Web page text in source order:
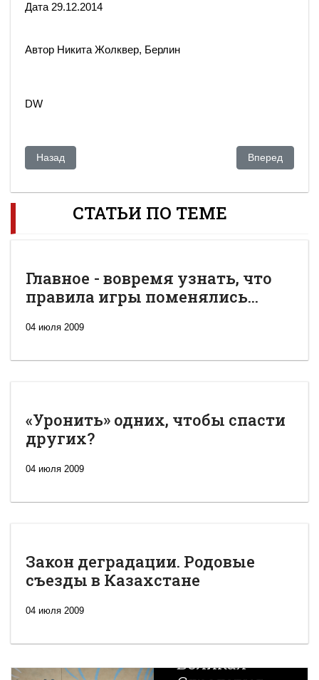
Дата 29.12.2014
Автор Никита Жолквер, Берлин
DW
Предыдущий: Киев встретил Назарбаева протестом
Назад Следующий:
Вперед
СТАТЬИ ПО ТЕМЕ
Главное - вовремя узнать, что
правила игры поменялись...
04 июля 2009
«Уронить» одних, чтобы спасти
других?
04 июля 2009
Закон деградации. Родовые
съезды в Казахстане
04 июля 2009
Новая
Великая